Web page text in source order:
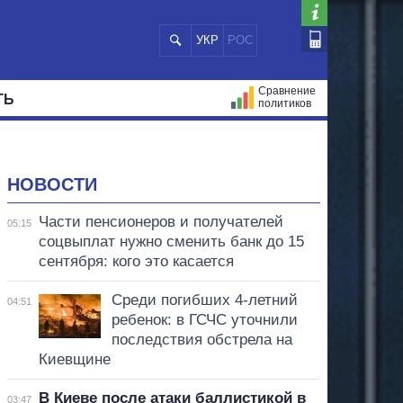
УКР РОС
Сравнение
политиков
НОВОСТИ
05:15
Части пенсионеров и получателей
соцвыплат нужно сменить банк до 15
сентября: кого это касается
04:51
Среди погибших 4-летний
ребенок: в ГСЧС уточнили
последствия обстрела на
Киевщине
03:47
В Киеве после атаки баллистикой в